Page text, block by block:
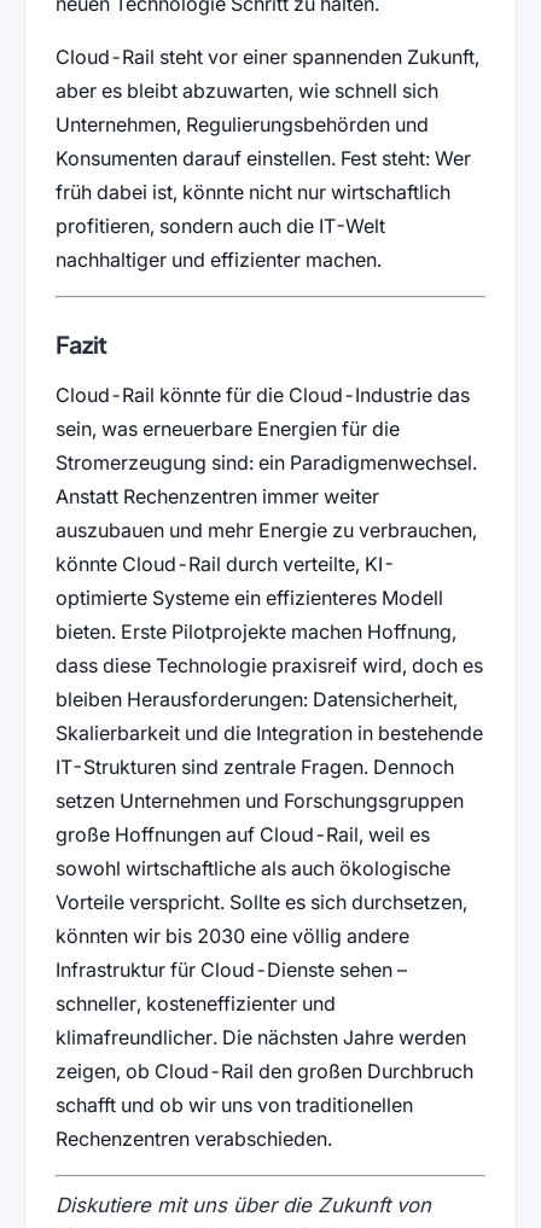
Cloud-Rail steht vor einer spannenden Zukunft,
aber es bleibt abzuwarten, wie schnell sich
Unternehmen, Regulierungsbehörden und
Konsumenten darauf einstellen. Fest steht: Wer
früh dabei ist, könnte nicht nur wirtschaftlich
profitieren, sondern auch die IT-Welt
nachhaltiger und effizienter machen.
Fazit
Cloud-Rail könnte für die Cloud-Industrie das
sein, was erneuerbare Energien für die
Stromerzeugung sind: ein Paradigmenwechsel.
Anstatt Rechenzentren immer weiter
auszubauen und mehr Energie zu verbrauchen,
könnte Cloud-Rail durch verteilte, KI-
optimierte Systeme ein effizienteres Modell
bieten. Erste Pilotprojekte machen Hoffnung,
dass diese Technologie praxisreif wird, doch es
bleiben Herausforderungen: Datensicherheit,
Skalierbarkeit und die Integration in bestehende
IT-Strukturen sind zentrale Fragen. Dennoch
setzen Unternehmen und Forschungsgruppen
große Hoffnungen auf Cloud-Rail, weil es
sowohl wirtschaftliche als auch ökologische
Vorteile verspricht. Sollte es sich durchsetzen,
könnten wir bis 2030 eine völlig andere
Infrastruktur für Cloud-Dienste sehen –
schneller, kosteneffizienter und
klimafreundlicher. Die nächsten Jahre werden
zeigen, ob Cloud-Rail den großen Durchbruch
schafft und ob wir uns von traditionellen
Rechenzentren verabschieden.
Diskutiere mit uns über die Zukunft von